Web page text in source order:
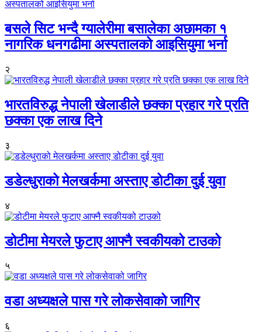
बसले सिट भन्दै ग्यालेरीमा बसालेका अछामका १
नागरिक धनगढीमा अस्पतालको आइसियुमा भर्ना
२
भारतविरुद्ध नेपाली खेलाडीले छक्का प्रहार गरे प्रति
छक्का एक लाख दिने
३
डडेल्धुराको मेलखर्कमा अस्ताए डोटीका दुई युवा
४
डोटीमा मेयरले फुटाए आफ्नै स्वकीयको टाउको
५
वडा अध्यक्षले पास गरे लोकसेवाको जागिर
६